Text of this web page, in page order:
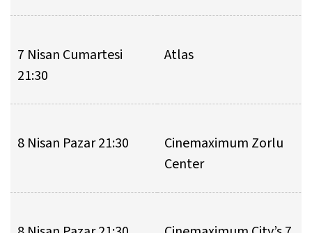
7 Nisan Cumartesi
21:30
Atlas
8 Nisan Pazar 21:30
Cinemaximum Zorlu
Center